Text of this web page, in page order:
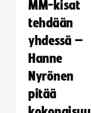
MM-kisat
tehdään
yhdessä –
Hanne
Nyrönen
pitää